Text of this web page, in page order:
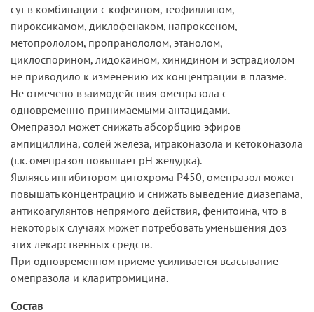
сут в комбинации с кофеином, теофиллином,
пироксикамом, диклофенаком, напроксеном,
метопрололом, пропранололом, этанолом,
циклоспорином, лидокаином, хинидином и эстрадиолом
не приводило к изменению их концентрации в плазме.
Не отмечено взаимодействия омепразола с
одновременно принимаемыми антацидами.
Омепразол может снижать абсорбцию эфиров
ампициллина, солей железа, итраконазола и кетоконазола
(т.к. омепразол повышает рН желудка).
Являясь ингибитором цитохрома Р450, омепразол может
повышать концентрацию и снижать выведение диазепама,
антикоагулянтов непрямого действия, фенитоина, что в
некоторых случаях может потребовать уменьшения доз
этих лекарственных средств.
При одновременном приеме усиливается всасывание
омепразола и кларитромицина.
Состав